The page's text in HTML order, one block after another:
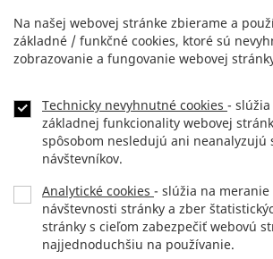
webovej stránke.
Okrem kontaktného formulára sa na
kedykoľvek obrátiť aj prostredníctvom
e-mailuinfo@jtre.skalebo aj poštou na
spoločnosti JTRE, a to nasledovnej
nábrežie 10, 811 02 Bratislava.
Adresa
Na našej webovej stránke zbierame a
základné / funkčné cookies, ktoré sú
zobrazovanie a fungovanie webovej
Technicky nevyhnutné cookies -
základnej funkcionality webovej
spôsobom nesledujú ani neanalyzujú
návštevníkov.
Analytické cookies - slúžia na meranie
návštevnosti stránky a zber
stránky s cieľom zabezpečiť webovú
najjednoduchšiu na používanie.